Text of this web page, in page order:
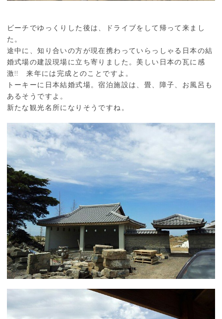
ビーチでゆっくりした後は、ドライブをして帰って来まし
た。
途中に、知り合いの方が現在携わっていらっしゃる日本の結
婚式場の建設現場に立ち寄りました。美しい日本の瓦に感
激!! 来年には完成とのことですよ。
トーキーに日本結婚式場。宿泊施設は、畳、障子、お風呂も
あるそうですよ。
新たな観光名所になりそうですね。